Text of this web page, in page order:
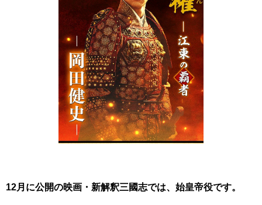
12月に公開の映画・新解釈三國志では、始皇帝役です。